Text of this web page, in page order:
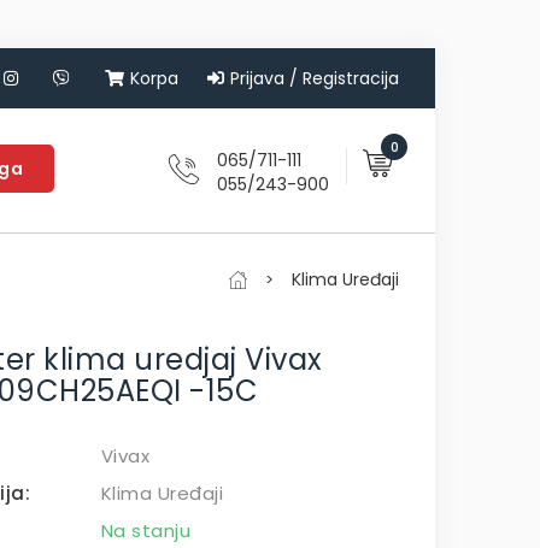
Korpa Prijava / Registracija
065/711-111
055/243-900
0
Klima Uređaji
klima uredjaj Vivax
-15C
Vivax
Klima Uređaji
Na stanju